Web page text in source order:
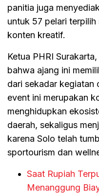
panitia juga
untuk 57 pelari
konten kreatif.
Ketua PHRI
bahwa ajang ini
dari sekadar kegiatan
event ini merupakan
menghidupkan
daerah, sekaligus
karena Solo telah
sportourism dan
Saat Rupiah
Menanggung